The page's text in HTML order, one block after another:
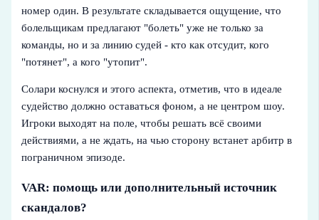
номер один. В результате складывается ощущение, что
болельщикам предлагают "болеть" уже не только за
команды, но и за линию судей - кто как отсудит, кого
"потянет", а кого "утопит".
Солари коснулся и этого аспекта, отметив, что в идеале
судейство должно оставаться фоном, а не центром шоу.
Игроки выходят на поле, чтобы решать всё своими
действиями, а не ждать, на чью сторону встанет арбитр в
пограничном эпизоде.
VAR: помощь или дополнительный источник
скандалов?